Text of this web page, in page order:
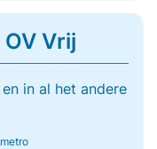
Vrij
in al het andere